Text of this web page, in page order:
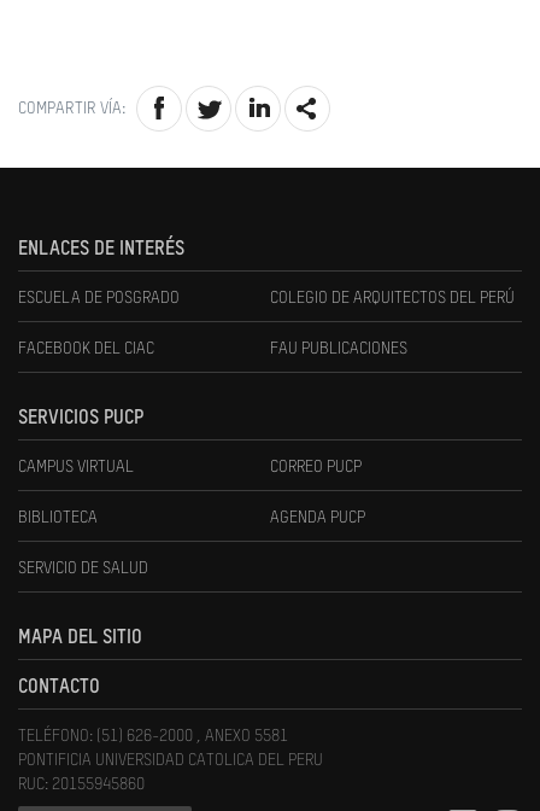
COMPARTIR VÍA:
ENLACES DE INTERÉS
ESCUELA DE POSGRADO COLEGIO DE ARQUITECTOS DEL PERÚ
FACEBOOK DEL CIAC FAU PUBLICACIONES
SERVICIOS PUCP
CAMPUS VIRTUAL CORREO PUCP
BIBLIOTECA AGENDA PUCP
SERVICIO DE SALUD
MAPA DEL SITIO
CONTACTO
TELÉFONO: (51) 626-2000 , ANEXO 5581
PONTIFICIA UNIVERSIDAD CATOLICA DEL PERU
RUC: 20155945860